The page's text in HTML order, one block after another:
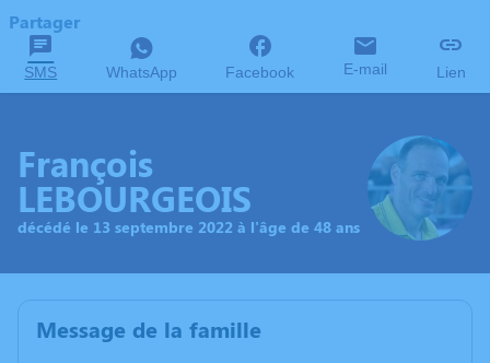
Partager
SMS WhatsApp Facebook E-mail Lien
François
LEBOURGEOIS
décédé le 13 septembre 2022 à l'âge de 48 ans
Message de la famille